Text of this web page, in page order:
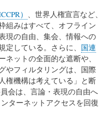
） 、世界人権宣言など、
組みはすべて、オフライン
現の自由、集会、情報への
している。さらに、 国連
ネットの全面的な遮断や、
やフィルタリングは、国際
権機構は考えている」と断
会は、言論・表現の自由へ
ターネットアクセスを回復